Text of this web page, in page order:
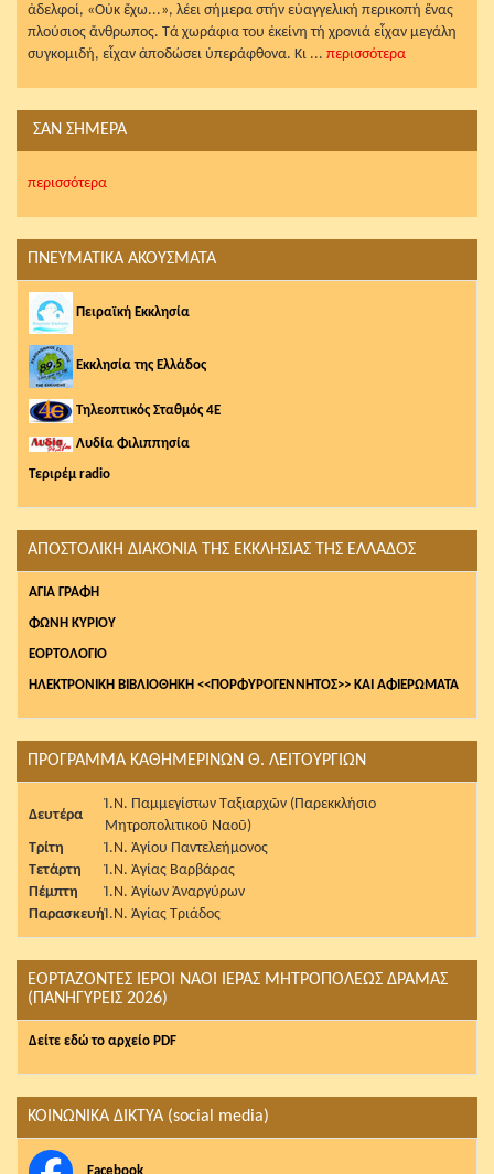
ἀδελφοί, «Οὐκ ἔχω...», λέει σήμερα στήν εὐαγγελική περικοπή ἕνας
πλούσιος ἄνθρωπος. Τά χωράφια του ἐκείνη τή χρονιά εἶχαν μεγάλη
συγκομιδή, εἶχαν ἀποδώσει ὑπεράφθονα. Κι ... περισσότερα
ΣΑΝ ΣΗΜΕΡΑ
περισσότερα
ΠΝΕΥΜΑΤΙΚΑ ΑΚΟΥΣΜΑΤΑ
Πειραϊκή Εκκλησία
Εκκλησία της Ελλάδος
Τηλεοπτικός Σταθμός 4Ε
Λυδία Φιλιππησία
Τεριρέμ radio
ΑΠΟΣΤΟΛΙΚΗ ΔΙΑΚΟΝΙΑ ΤΗΣ ΕΚΚΛΗΣΙΑΣ ΤΗΣ ΕΛΛΑΔΟΣ
AΓΙΑ ΓΡΑΦΗ
ΦΩΝΗ ΚΥΡΙΟΥ
ΕΟΡΤΟΛΟΓΙΟ
ΗΛΕΚΤΡΟΝΙΚΗ ΒΙΒΛΙΟΘΗΚΗ <<ΠΟΡΦΥΡΟΓΕΝΝΗΤΟΣ>> ΚΑΙ ΑΦΙΕΡΩΜΑΤΑ
ΠΡΟΓΡΑΜΜΑ ΚΑΘΗΜΕΡΙΝΩΝ Θ. ΛΕΙΤΟΥΡΓΙΩΝ
Δευτέρα
Ἱ.Ν. Παμμεγίστων Ταξιαρχῶν (Παρεκκλήσιο
Μητροπολιτικοῦ Ναοῦ)
Τρίτη
Ἱ.Ν. Ἁγίου Παντελεήμονος
Τετάρτη
Ἱ.Ν. Ἁγίας Βαρβάρας
Πέμπτη
Ἱ.Ν. Ἁγίων Ἀναργύρων
ΠαρασκευήἹ.Ν. Ἁγίας Τριάδος
ΕΟΡΤΑΖΟΝΤΕΣ ΙΕΡΟΙ ΝΑΟΙ ΙΕΡΑΣ ΜΗΤΡΟΠΟΛΕΩΣ ΔΡΑΜΑΣ
(ΠΑΝΗΓΥΡΕΙΣ 2026)
Δείτε εδώ το αρχείο PDF
ΚΟΙΝΩΝΙΚΑ ΔΙΚΤΥΑ (social media)